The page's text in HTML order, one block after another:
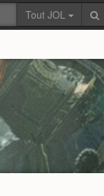
Tout JOL